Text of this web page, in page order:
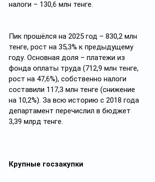
налоги – 130,6 млн тенге.
Пик прошёлся на 2025 год – 830,2 млн
тенге, рост на 35,3% к предыдущему
году. Основная доля – платежи из
фонда оплаты труда (712,9 млн тенге,
рост на 47,6%), собственно налоги
составили 117,3 млн тенге (снижение
на 10,2%). За всю историю с 2018 года
департамент перечислил в бюджет
3,39 млрд тенге.
Крупные госзакупки